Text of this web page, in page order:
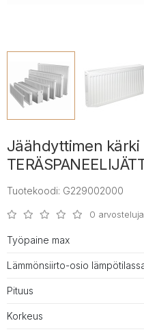
Jäähdyttimen kärki
Tuotekoodi: G229002000
0 arvosteluja
Työpaine max
Lämmönsiirto-osio
Pituus
Korkeus